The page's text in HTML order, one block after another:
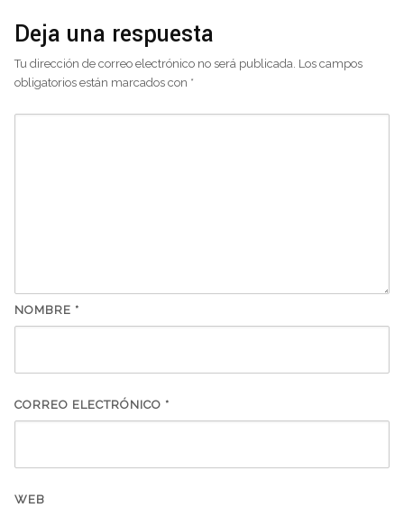
Deja una respuesta
Tu dirección de correo electrónico no será publicada. Los campos
obligatorios están marcados con *
NOMBRE *
CORREO ELECTRÓNICO *
WEB